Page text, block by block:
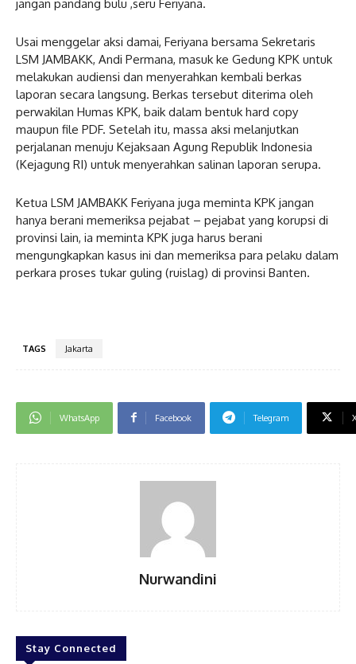
jangan pandang bulu ,seru Feriyana.
Usai menggelar aksi damai, Feriyana bersama Sekretaris
LSM JAMBAKK, Andi Permana, masuk ke Gedung KPK untuk
melakukan audiensi dan menyerahkan kembali berkas
laporan secara langsung. Berkas tersebut diterima oleh
perwakilan Humas KPK, baik dalam bentuk hard copy
maupun file PDF. Setelah itu, massa aksi melanjutkan
perjalanan menuju Kejaksaan Agung Republik Indonesia
(Kejagung RI) untuk menyerahkan salinan laporan serupa.
Ketua LSM JAMBAKK Feriyana juga meminta KPK jangan
hanya berani memeriksa pejabat – pejabat yang korupsi di
provinsi lain, ia meminta KPK juga harus berani
mengungkapkan kasus ini dan memeriksa para pelaku dalam
perkara proses tukar guling (ruislag) di provinsi Banten.
TAGS Jakarta
WhatsApp Facebook Telegram
Nurwandini
Stay Connected